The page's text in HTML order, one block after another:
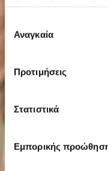
συγκατάθεσης
Αναγκαία
Προτιμήσεις
Στατιστικά
Εμπορικής
Good
easy